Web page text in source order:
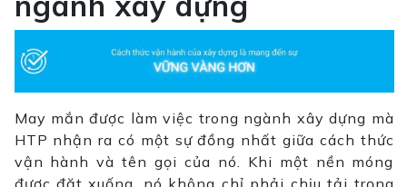
May mắn được làm việc trong ngành xây dựng mà
HTP nhận ra có một sự đồng nhất giữa cách thức
vận hành và tên gọi của nó. Khi một nền móng